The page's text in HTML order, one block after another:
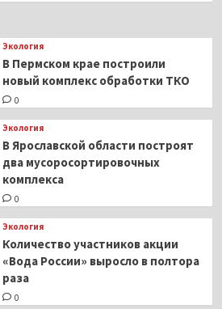
Экология
В Пермском крае построили
новый комплекс обработки ТКО
0
Экология
В Ярославской области построят
два мусоросортировочных
комплекса
0
Экология
Количество участников акции
«Вода России» выросло в полтора
раза
0